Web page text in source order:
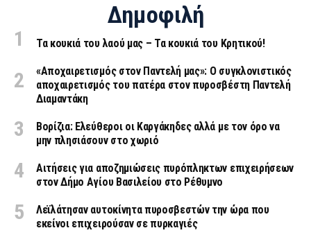
Δημοφιλή
Τα κουκιά του λαού μας – Τα κουκιά του Κρητικού!
«Aποχαιρετισμός στον Παντελή μας»: Ο συγκλονιστικός
αποχαιρετισμός του πατέρα στον πυροσβέστη Παντελή
Διαμαντάκη
Βορίζια: Ελεύθεροι οι Καργάκηδες αλλά με τον όρο να
μην πλησιάσουν στο χωριό
Αιτήσεις για αποζημιώσεις πυρόπληκτων επιχειρήσεων
στον Δήμο Αγίου Βασιλείου στο Ρέθυμνο
Λεϊλάτησαν αυτοκίνητα πυροσβεστών την ώρα που
εκείνοι επιχειρούσαν σε πυρκαγιές